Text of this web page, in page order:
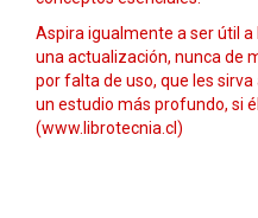
Aspira igualmente a ser útil
una actualización, nunca de
por falta de uso, que les
un estudio más profundo, si
(www.librotecnia.cl)